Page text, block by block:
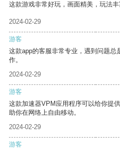
这款游戏非常好玩，画面精美，玩法丰
2024-02-29
游客
这款app的客服非常专业，遇到问题
作。
2024-02-29
游客
这款加速器VPM应用程序可以给你提
助你在网络上自由移动。
2024-02-29
游客